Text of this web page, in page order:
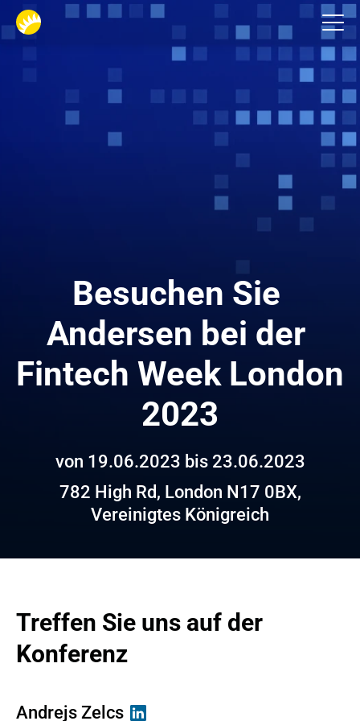
Besuchen Sie
Andersen bei der
Fintech Week London
2023
von 19.06.2023 bis 23.06.2023
782 High Rd, London N17 0BX,
Vereinigtes Königreich
Treffen Sie uns auf der
Konferenz
Andrejs Zelcs
Tatsiana Straltsova
Anton Maidan